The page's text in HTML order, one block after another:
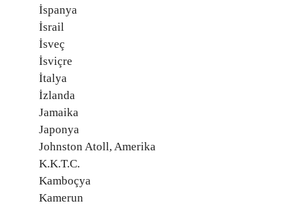
İspanya
İsrail
İsveç
İsviçre
İtalya
İzlanda
Jamaika
Japonya
Johnston Atoll, Amerika
K.K.T.C.
Kamboçya
Kamerun